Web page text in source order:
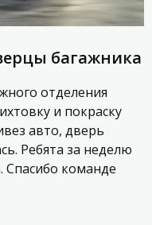
багажника
отделения
и покраску
авто, дверь
Ребята за неделю
Спасибо команде